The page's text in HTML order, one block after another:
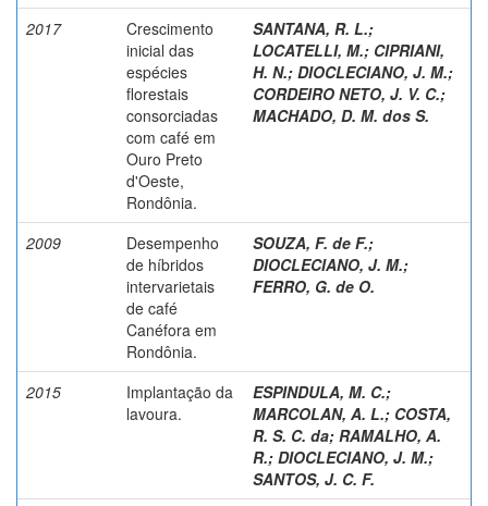
2017
Crescimento
inicial das
espécies
florestais
consorciadas
com café em
Ouro Preto
d'Oeste,
Rondônia.
SANTANA, R. L.;
LOCATELLI, M.; CIPRIANI,
H. N.; DIOCLECIANO, J. M.;
CORDEIRO NETO, J. V. C.;
MACHADO, D. M. dos S.
2009
Desempenho
de híbridos
intervarietais
de café
Canéfora em
Rondônia.
SOUZA, F. de F.;
DIOCLECIANO, J. M.;
FERRO, G. de O.
2015
Implantação da
lavoura.
ESPINDULA, M. C.;
MARCOLAN, A. L.; COSTA,
R. S. C. da; RAMALHO, A.
R.; DIOCLECIANO, J. M.;
SANTOS, J. C. F.